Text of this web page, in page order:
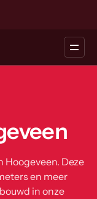
Deze
en meer
in onze